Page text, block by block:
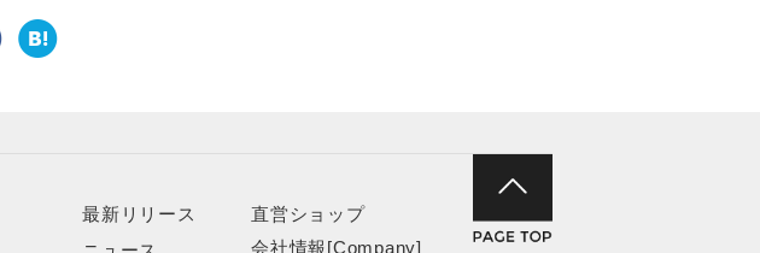
最新リリース
直営ショップ
会社情報[Company]